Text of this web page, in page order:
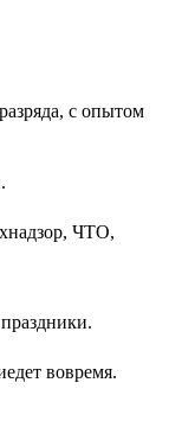
с опытом
ЧТО,
вовремя.